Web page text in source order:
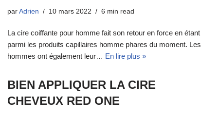
par Adrien 10 mars 2022 6 min read
La cire coiffante pour homme fait son retour en force en étant
parmi les produits capillaires homme phares du moment. Les
hommes ont également leur… En lire plus »
BIEN APPLIQUER LA CIRE
CHEVEUX RED ONE